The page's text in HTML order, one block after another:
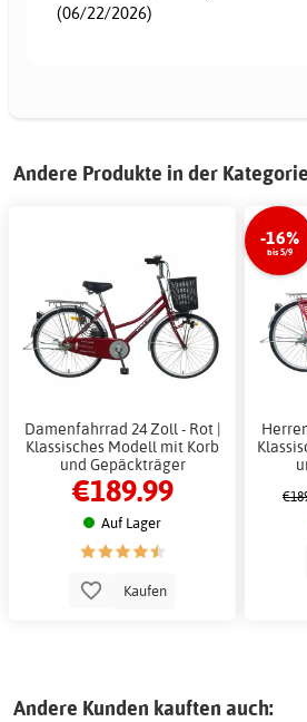
(06/22/2026)
Andere Produkte in der
Damenfahrrad 24 Zoll - Rot |
Klassisches Modell mit Korb
und Gepäckträger
€189.99
Auf Lager
Kaufen
-16%
bis 5/9
Andere Kunden kauften auch: